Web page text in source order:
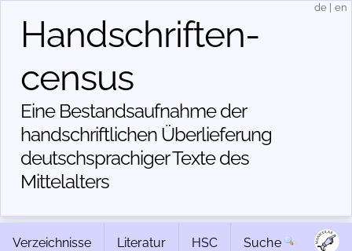
Handschriften­
census
Eine Bestandsaufnahme der
handschriftlichen Über­lieferung
deutschsprachiger Texte des
Mittelalters
de en
Verzeichnisse Literatur HSC Suche